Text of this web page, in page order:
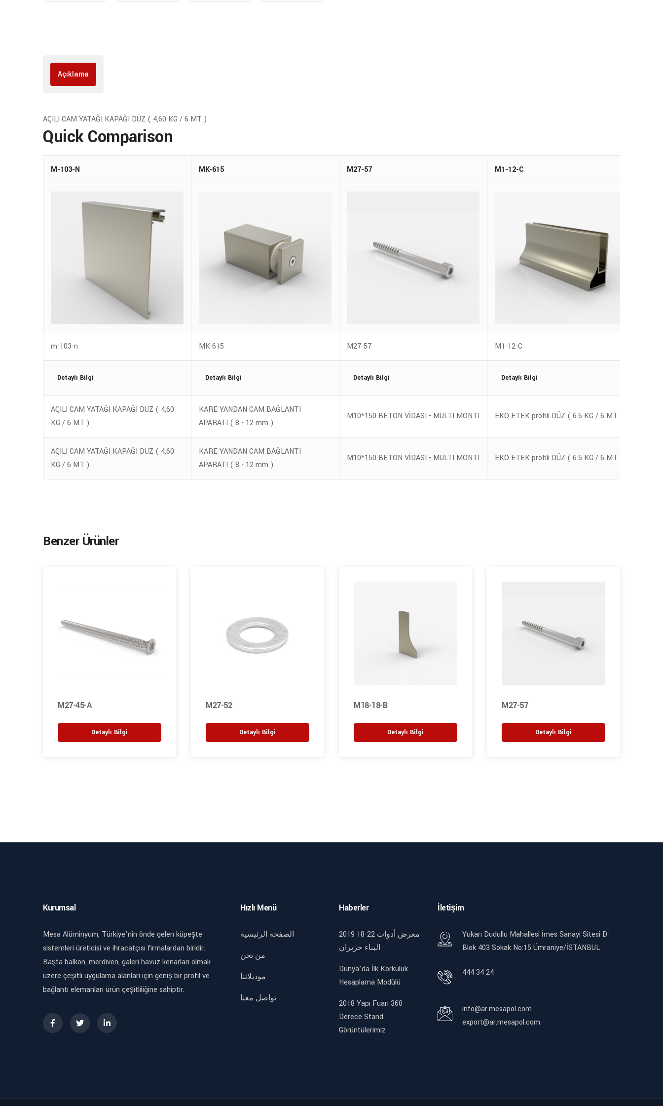
Açıklama
AÇILI CAM YATAĞI KAPAĞI DÜZ ( 4,60 KG / 6 MT )
Quick Comparison
M-103-N MK-615 M27-57 M1-12-C
m-103-n MK-615 M27-57 M1-12-C
Detaylı Bilgi Detaylı Bilgi Detaylı Bilgi Detaylı Bilgi
AÇILI CAM YATAĞI KAPAĞI DÜZ ( 4,60
KG / 6 MT )
KARE YANDAN CAM BAĞLANTI
APARATI ( 8 - 12 mm )
M10*150 BETON VİDASI - MULTI MONTI EKO ETEK profili DÜZ ( 6.5 KG / 6 MT )
AÇILI CAM YATAĞI KAPAĞI DÜZ ( 4,60
KG / 6 MT )
KARE YANDAN CAM BAĞLANTI
APARATI ( 8 - 12 mm )
M10*150 BETON VİDASI - MULTI MONTI EKO ETEK profili DÜZ ( 6.5 KG / 6 MT )
Benzer Ürünler
M27-45-A
Detaylı Bilgi
M27-52
Detaylı Bilgi
M18-18-B
Detaylı Bilgi
M27-57
Detaylı Bilgi
Kurumsal
Mesa Alüminyum, Türkiye'nin önde gelen küpeşte
sistemleri üreticisi ve ihracatçısı firmalardan biridir.
Başta balkon, merdiven, galeri havuz kenarları olmak
üzere çeşitli uygulama alanları için geniş bir profil ve
bağlantı elemanları ürün çeşitliliğine sahiptir.
Hızlı Menü
الصفحة الرئيسية
من نحن
موديلاتنا
تواصل معنا
Haberler
2019 18-22 معرض أدوات
البناء حزيران
Dünya’da İlk Korkuluk
Hesaplama Modülü
2018 Yapı Fuarı 360
Derece Stand
Görüntülerimiz
İletişim
Yukarı Dudullu Mahallesi İmes Sanayi Sitesi D-
Blok 403 Sokak No:15 Ümraniye/İSTANBUL
444 34 24
info@ar.mesapol.com
export@ar.mesapol.com